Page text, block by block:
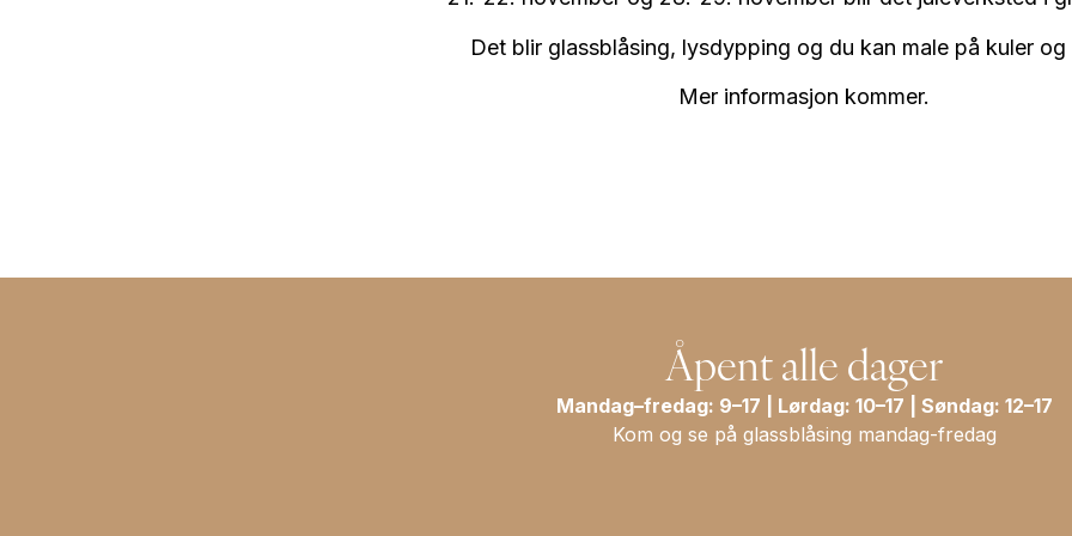
Det blir glassblåsing, lysdypping og du kan male på kuler og
Mer informasjon kommer.
Åpent alle dager
Mandag–fredag: 9–17 | Lørdag: 10–17 | Søndag: 12–17
Kom og se på glassblåsing mandag-fredag